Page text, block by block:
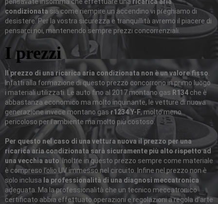
condizionata sia come riempire un accendino vi preghiamo di
desistere. Per la vostra sicurezza e tranquillità avremo il piacere di
pensarci noi, mantenendo sempre prezzi concorrenziali.
I prezzi
Il prezzo di una ricarica aria condizionata non è un valore fisso
Infatti alla formazione di questo prezzo concorrono in primo luogo
i materiali utilizzati. Le auto fino al 2017 montano gas R134 che è
abbastanza economico ma molto inquinante, le vetture di nuova
generazione invece montano gas r1234 Y-F, molto meno
pericoloso per l’ambiente ma molto più costoso.
Per questo nel caso di una vettura nuova il prezzo per una
ricarica aria condizionata sarà sicuramente più alto rispetto ad
una vecchia auto . Inoltre in questo prezzo sempre come materiale
è compreso l’olio UV immesso nel circuito. Infine nel prezzo non è
solo inclusa la professionalità di una diagnosi meccatronica
adeguata. Ma la professionalità che un tecnico meccatronico
certificato abbia effettuato operazioni e regolazioni a regola d’arte